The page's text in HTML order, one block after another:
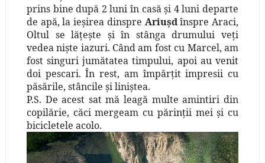
prins bine după 2 luni în casă şi 4 luni departe
de apă, la ieşirea dinspre Ariuşdînspre Araci,
Oltul se lăţeşte şi în stânga drumului veţi
vedea nişte iazuri. Când am fost cu Marcel, am
fost singuri jumătatea timpului, apoi au venit
doi pescari. În rest, am împărţit impresii cu
păsările, stâncile şi liniştea.
P.S. De acest sat mă leagă multe amintiri din
copilărie, căci mergeam cu părinţii mei şi cu
bicicletele acolo.